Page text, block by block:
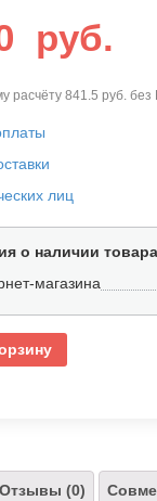
руб.
расчёту 841.5 руб. без
лиц
о наличии товара
магазина
Отзывы (0)